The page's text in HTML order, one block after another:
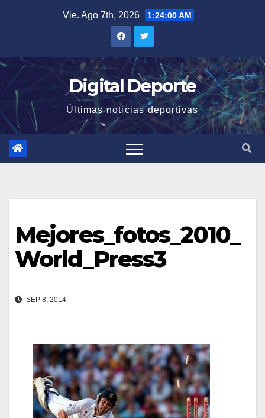
Vie. Ago 7th, 2026 1:24:00 AM
Digital Deporte
Últimas noticias deportivas
Mejores_fotos_2010_
World_Press3
SEP 8, 2014